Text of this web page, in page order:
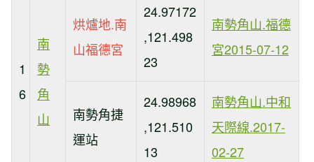
1
6
南
勢
角
山
烘爐地.南
山福德宮
24.97172
,121.498
23
南勢角山.福德
宮2015-07-12
南勢角捷
運站
24.98968
,121.510
13
南勢角山.中和
天際線.2017-
02-27